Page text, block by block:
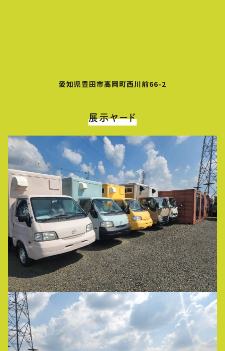
愛知県豊田市高岡町西川前66-2
展示ヤード